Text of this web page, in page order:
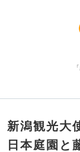
新潟観光大
日本庭園と